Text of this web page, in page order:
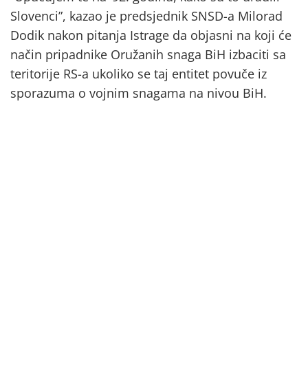
Slovenci”, kazao je predsjednik SNSD-a Milorad
Dodik nakon pitanja Istrage da objasni na koji će
način pripadnike Oružanih snaga BiH izbaciti sa
teritorije RS-a ukoliko se taj entitet povuče iz
sporazuma o vojnim snagama na nivou BiH.